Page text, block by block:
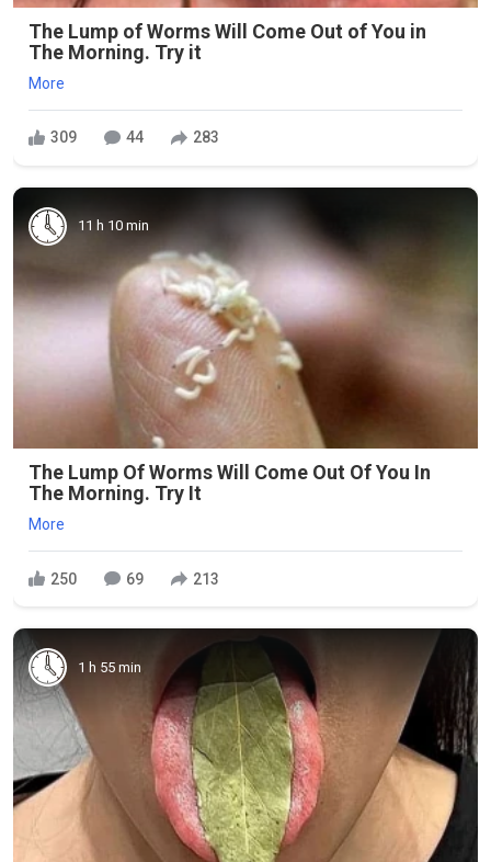
The Lump of Worms Will Come Out of You in
The Morning. Try it
More
309 44 283
11 h 10 min
The Lump Of Worms Will Come Out Of You In
The Morning. Try It
More
250 69 213
1 h 55 min